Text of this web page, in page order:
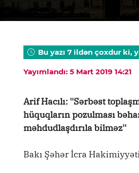
Bu yazı 7 ildən çoxdur ki,
Yayımlandı: 5 Mart 2019 14:21
Arif Hacılı: ''Sərbəst
hüquqların pozulması
məhdudlaşdırıla bilməz''
Bakı Şəhər İcra